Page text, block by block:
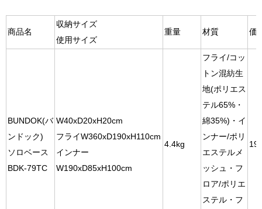
商品名
収納サイズ
使用サイズ
重量 材質 価
BUNDOK(バ
ンドック)
ソロベース
BDK-79TC
W40xD20xH20cm
フライW360xD190xH110cm
インナー
W190xD85xH100cm
4.4kg
フライ/コッ
トン混紡生
地(ポリエス
テル65%・
綿35%)・イ
ンナー/ポリ
エステルメ
ッシュ・フ
ロア/ポリエ
ステル・フ